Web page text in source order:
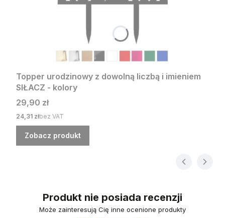
Topper urodzinowy z dowolną liczbą i imieniem
SIŁACZ - kolory
Cena
29,90 zł
Cena
24,31 złbez VAT
Zobacz produkt
Produkt nie posiada recenzji
Może zainteresują Cię inne ocenione produkty